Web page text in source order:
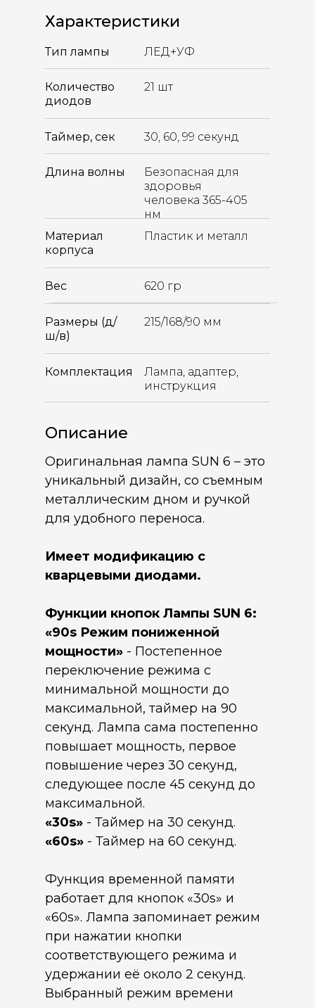
Характеристики
Тип лампы
Количество
диодов
Материал
корпуса
Таймер, сек
Длина волны
ЛЕД+УФ
21 шт
Пластик и металл
30, 60, 99 секунд
Безопасная для
здоровья
человека 365-405
нм
Размеры (д/
ш/в)
Комплектация
215/168/90 мм
Лампа, адаптер,
инструкция
Оригинальная лампа SUN 6 – это
уникальный дизайн, со съемным
металлическим дном и ручкой
для удобного переноса.
Имеет модификацию с
кварцевыми диодами.
Функции кнопок Лампы SUN 6:
«90s Режим пониженной
мощности» - Постепенное
переключение режима с
минимальной мощности до
максимальной, таймер на 90
секунд. Лампа сама постепенно
повышает мощность, первое
повышение через 30 секунд,
следующее после 45 секунд до
максимальной.
«30s» - Таймер на 30 секунд.
«60s» - Таймер на 60 секунд.
Функция временной памяти
работает для кнопок «30s» и
«60s». Лампа запоминает режим
при нажатии кнопки
соответствующего режима и
удержании её около 2 секунд.
Выбранный режим времени
Описание
Вес 620 гр